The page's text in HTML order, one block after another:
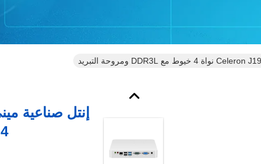
4 خيوط مع DDR3L ومروحة التبريد